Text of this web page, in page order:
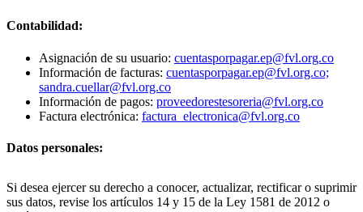
Contabilidad:
Asignación de su usuario: cuentasporpagar.ep@fvl.org.co
Información de facturas: cuentasporpagar.ep@fvl.org.co;
sandra.cuellar@fvl.org.co
Información de pagos: proveedorestesoreria@fvl.org.co
Factura electrónica: factura_electronica@fvl.org.co
Datos personales:
Si desea ejercer su derecho a conocer, actualizar, rectificar o suprimir
sus datos, revise los artículos 14 y 15 de la Ley 1581 de 2012 o